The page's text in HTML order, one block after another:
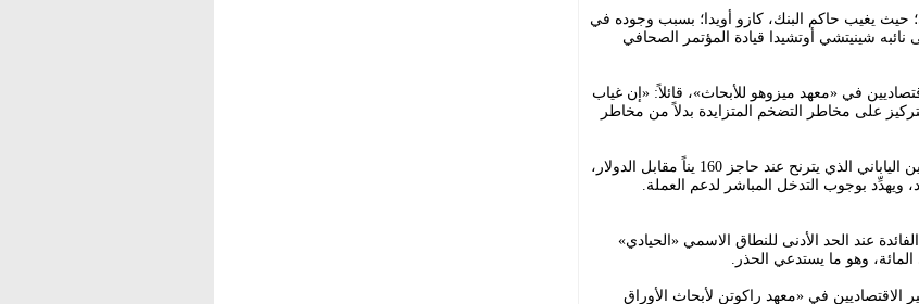
يغيب حاكم البنك، كازو أويدا؛ بسبب وجوده في
شينيتشي أوتشيدا قيادة المؤتمر الصحافي
في «معهد ميزوهو للأبحاث»، قائلاً: «إن غياب
على مخاطر التضخم المتزايدة بدلاً من مخاطر
ويهدف البنك من هذه النبرة المتشددة إلى حماية الين الياباني الذي يترنح عند حاجز 160 يناً مقابل الدولار،
ويهدِّد بوجوب التدخل المباشر لدعم العملة.
عند الحد الأدنى للنطاق الاسمي «الحيادي»
الاقتصاديين في «معهد راكوتن لأبحاث الأوراق